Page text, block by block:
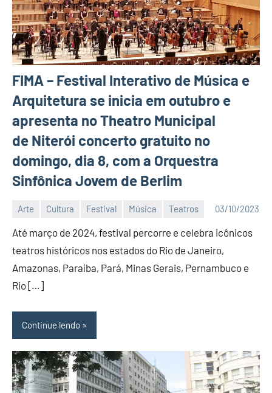
FIMA – Festival Interativo de Música e
Arquitetura se inicia em outubro e
apresenta no Theatro Municipal
de Niterói concerto gratuito no
domingo, dia 8, com a Orquestra
Sinfônica Jovem de Berlim
Arte Cultura Festival Música Teatros 03/10/2023
Até março de 2024, festival percorre e celebra icônicos
teatros históricos nos estados do Rio de Janeiro,
Amazonas, Paraíba, Pará, Minas Gerais, Pernambuco e
Rio […]
Continue lendo